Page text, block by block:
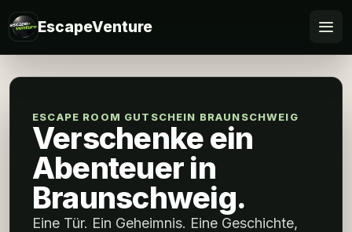
EscapeVenture
Buchen
Gutschein
Business
ESCAPE ROOM GUTSCHEIN BRAUNSCHWEIG
Verschenke ein
Abenteuer in
Braunschweig.
Eine Tür. Ein Geheimnis. Eine Geschichte,